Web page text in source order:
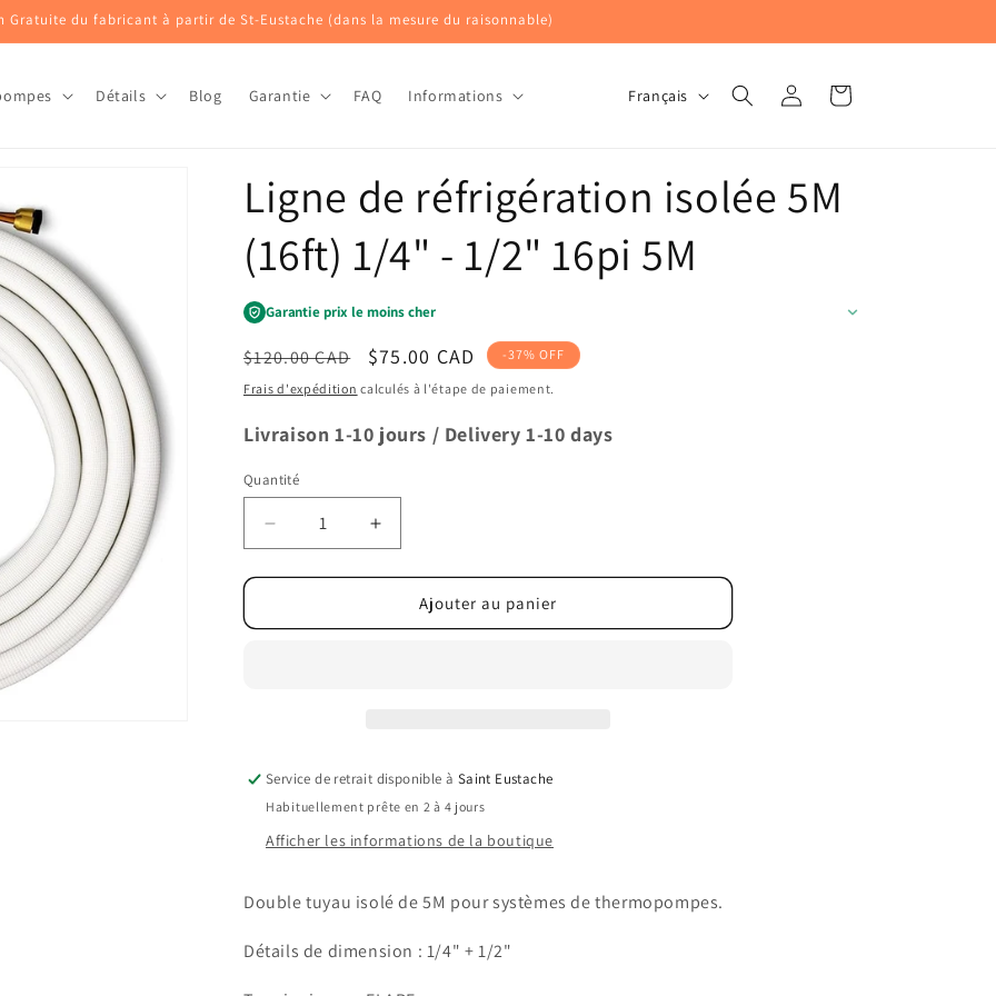
Gratuite du fabricant à partir de St-Eustache (dans la mesure du raisonnable)
Détails Blog Garantie FAQ Informations Langue
Français Connexion Panier
Ligne de réfrigération isolée 5M
(16ft) 1/4" - 1/2" 16pi 5M
Garantie prix le moins cher
Prix
habituel
$120.00 CAD
Prix
promotionnel
$75.00 CAD -37% OFF
Frais d'expédition calculés à l'étape de paiement.
Livraison 1-10 jours / Delivery 1-10 days
Quantité
Réduire
la
quantité
Ligne
-
1/2&quot;
16pi
Augmenter
la
quantité
Ligne
-
1/2&quot;
16pi
Ajouter au panier
Service de retrait disponible à Saint Eustache
Habituellement prête en 2 à 4 jours
Afficher les informations de la boutique
Double tuyau isolé de 5M pour systèmes de thermopompes.
Détails de dimension : 1/4" + 1/2"